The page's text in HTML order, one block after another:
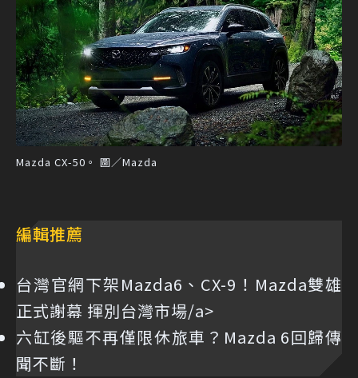
Mazda CX-50。 圖／Mazda
編輯推薦
台灣官網下架Mazda6、CX-9！Mazda雙雄
正式謝幕 揮別台灣市場/a>
六缸後驅不再僅限休旅車？Mazda 6回歸傳
聞不斷！